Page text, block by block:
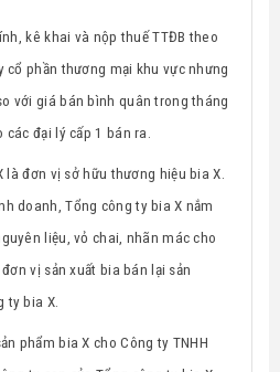
kê khai và nộp thuế TTĐB theo
cổ phần thương mại khu vực nhưng
với giá bán bình quân trong tháng
các đại lý cấp 1 bán ra.
là đơn vị sở hữu thương hiệu bia X.
doanh, Tổng công ty bia X nắm
liệu, vỏ chai, nhãn mác cho
vị sản xuất bia bán lại sản
ty bia X.
phẩm bia X choCông ty TNHH